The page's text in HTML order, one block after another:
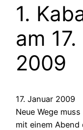
1.
am
2009
17. Januar 2009
Neue Wege
mit einem